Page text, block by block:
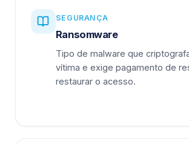
SEGURANÇA
Ransomware
Tipo de malware que
vítima e exige pagamento de
restaurar o acesso.